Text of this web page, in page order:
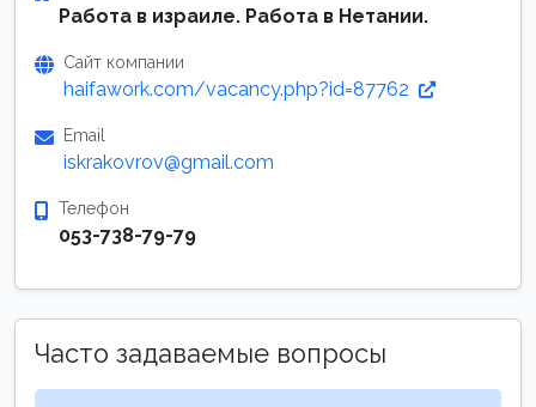
Работа в израиле. Работа в Нетании.
Сайт компании
haifawork.com/vacancy.php?id=87762
Email
iskrakovrov@gmail.com
Телефон
053-738-79-79
Часто задаваемые вопросы